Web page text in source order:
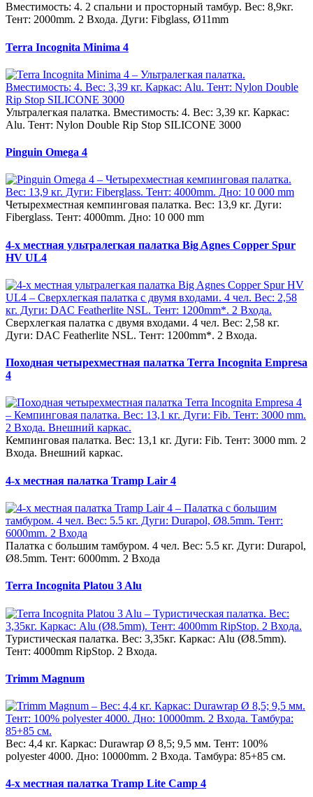
Вместимость: 4. 2 спальни и просторный тамбур. Вес: 8,9кг.
Тент: 2000mm. 2 Входa. Дуги: Fibglass, Ø11mm
Terra Incognita Minima 4
Ультралегкая палатка. Вместимость: 4. Вес: 3,39 кг. Каркас:
Alu. Тент: Nylon Double Rip Stop SILICONE 3000
Pinguin Omega 4
Четырехместная кемпинговая палатка. Вес: 13,9 кг. Дуги:
Fiberglass. Тент: 4000mm. Дно: 10 000 mm
4-х местная ультралегкая палатка Big Agnes Copper Spur
HV UL4
Сверхлегкая палатка с двумя входами. 4 чел. Вес: 2,58 кг.
Дуги: DAC Featherlite NSL. Тент: 1200mm*. 2 Входа.
Походная четырехместная палатка Terra Incognita Empresa
4
Кемпинговая палатка. Вес: 13,1 кг. Дуги: Fib. Тент: 3000 mm. 2
Входа. Внешний каркас.
4-х местная палатка Tramp Lair 4
Палатка с большим тамбуром. 4 чел. Вес: 5.5 кг. Дуги: Durapol,
Ø8.5mm. Тент: 6000mm. 2 Входа
Terra Incognita Platou 3 Alu
Туристическая палатка. Вес: 3,35кг. Каркас: Alu (Ø8.5mm).
Тент: 4000mm RipStop. 2 Входа.
Trimm Magnum
Вес: 4,4 кг. Каркас: Durawrap Ø 8,5; 9,5 мм. Тент: 100%
polyester 4000. Дно: 10000mm. 2 Входа. Тамбура: 85+85 см.
4-х местная палатка Tramp Lite Camp 4